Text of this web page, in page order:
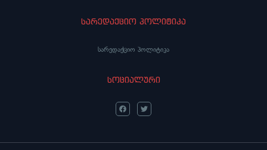
სარედაქციო პოლიტიკა
სარედაქციო პოლიტიკა
სოციალური